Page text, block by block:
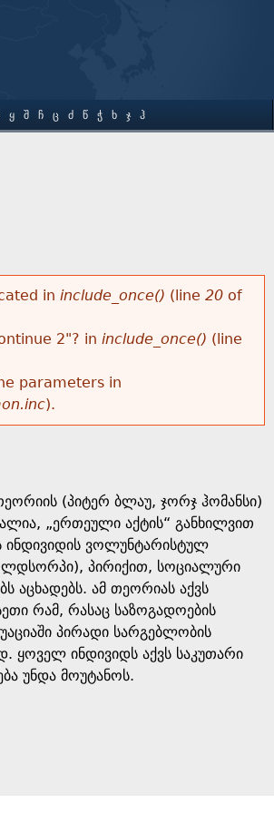
in include_once() (line 20of
2"? in include_once() (line
parameters in
).
(პიტერ ბლაუ, ჯორჯ ჰომანსი)
„ერთეული აქტის“ განხილვით
ინდივიდის ვოლუნტარისტულ
პირიქით, სოციალური
აცხადებს. ამ თეორიას აქვს
რამ, რასაც საზოგადოების
პირადი სარგებლობის
ყოველ ინდივიდს აქვს საკუთარი
უნდა მოუტანოს.
Ყ Შ Ჩ Ც Ძ Წ Ჭ Ხ Ჯ Ჰ